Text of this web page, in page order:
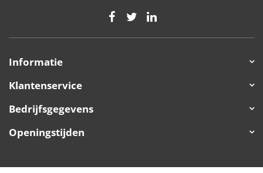
Informatie
Klantenservice
Bedrijfsgegevens
Openingstijden